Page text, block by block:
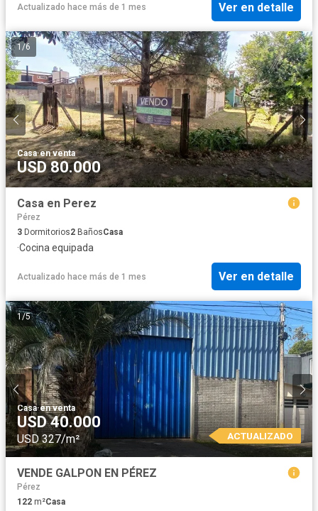
Actualizado hace más de 1 mes Ver en detalle
1 /6
Casa·en venta
USD 80.000
Casa en Perez
Pérez
3 Dormitorios2 BañosCasa
·Cocina equipada
Actualizado hace más de 1 mes Ver en detalle
1/5
Casa·en venta
USD 40.000
USD 327/m² ACTUALIZADO
VENDE GALPON EN PÉREZ
Pérez
122 m²Casa